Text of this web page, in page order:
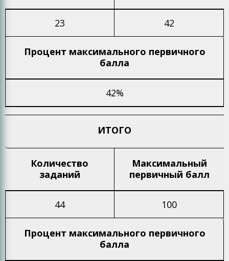
23 42
Процент максимального первичного
балла
42%
ИТОГО
Количество
заданий
Максимальный
первичный балл
44 100
Процент максимального первичного
балла